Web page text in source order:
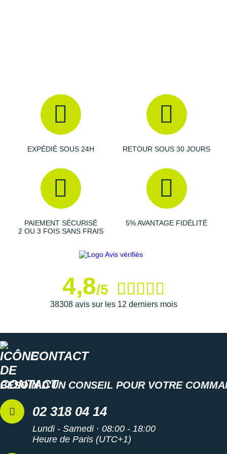
EXPÉDIÉ SOUS 24H RETOUR SOUS 30 JOURS
PAIEMENT SÉCURISÉ
2 OU 3 FOIS SANS FRAIS
5% AVANTAGE FIDÉLITÉ
4,8/5
38308 avis sur les 12 derniers mois
CONTACT
BESOIN D'UN CONSEIL POUR VOTRE
02 318 04 14
Lundi - Samedi · 08:00 - 18:00
Heure de Paris (UTC+1)
Withings
X-Bionic
X-Socks
+ Voir toutes les marques